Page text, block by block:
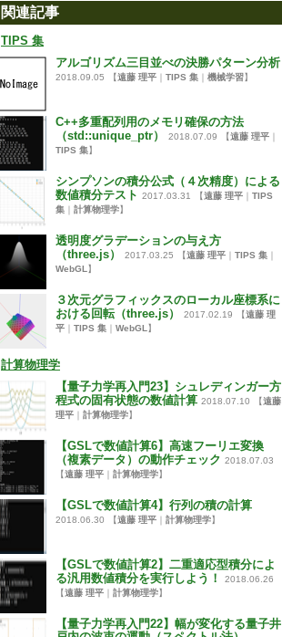
関連記事
TIPS 集
アルゴリズム三目並べの決勝パターン分析
2018.09.05 【遠藤 理平 TIPS 集 機械学習】
C++多重配列用のメモリ確保の方法
（std::unique_ptr）
2018.07.09 【遠藤 理平
TIPS 集】
シンプソンの積分公式（４次精度）による
数値積分テスト 2017.03.31 【遠藤 理平
TIPS
集
計算物理学】
透明度グラデーションの与え方
（three.js）
2017.03.25 【遠藤 理平 TIPS 集
WebGL 】
３次元グラフィックスのローカル座標系に
おける回転（three.js）
2017.02.19 【遠藤 理
平
TIPS 集 WebGL 】
計算物理学
【量子力学再入門23】シュレディンガー方
程式の固有状態の数値計算 2018.07.10 【遠藤
理平
計算物理学】
【GSLで数値計算6】高速フーリエ変換
（複素データ）の動作チェック 2018.07.03
【遠藤 理平 計算物理学】
【GSLで数値計算4】行列の積の計算
2018.06.30 【遠藤 理平 計算物理学】
【GSLで数値計算2】二重適応型積分によ
る汎用数値積分を実行しよう！
2018.06.26
【遠藤 理平 計算物理学】
【量子力学再入門22】幅が変化する量子井